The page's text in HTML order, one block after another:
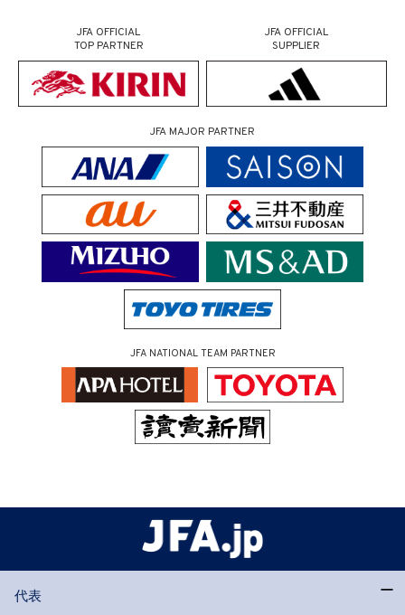
JFA OFFICIAL
TOP PARTNER
JFA OFFICIAL
SUPPLIER
JFA MAJOR PARTNER
JFA NATIONAL TEAM PARTNER
代表